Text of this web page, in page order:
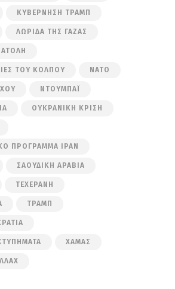
ΚΥΒΈΡΝΗΣΗ ΤΡΑΜΠ
ΛΩΡΊΔΑ ΤΗΣ ΓΆΖΑΣ
ΤΟΥ ΚΌΛΠΟΥ ΝΑΤΟ
ΝΤΟΥΜΠΆΙ
ΟΥΚΡΑΝΙΚΉ ΚΡΊΣΗ
ΠΡΌΓΡΑΜΜΑ ΙΡΆΝ
ΣΑΟΥΔΙΚΉ ΑΡΑΒΊΑ
ΤΕΧΕΡΆΝΗ
ΤΡΑΜΠ
ΧΑΜΆΣ